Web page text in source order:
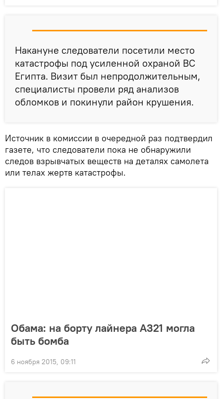
Накануне следователи посетили место
катастрофы под усиленной охраной ВС
Египта. Визит был непродолжительным,
специалисты провели ряд анализов
обломков и покинули район крушения.
Источник в комиссии в очередной раз подтвердил
газете, что следователи пока не обнаружили
следов взрывчатых веществ на деталях самолета
или телах жертв катастрофы.
Обама: на борту лайнера А321 могла
быть бомба
6 ноября 2015, 09:11